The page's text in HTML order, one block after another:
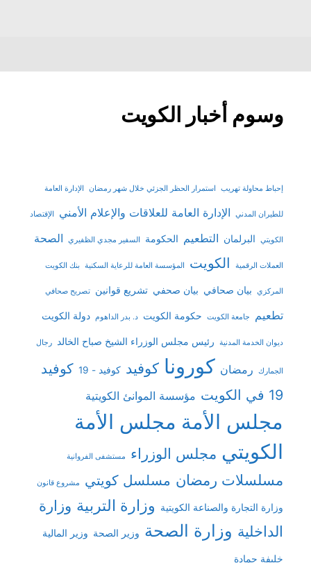
وسوم أخبار الكويت
إحباط محاولة تهريب استمرار الحظر الجزئي خلال شهر رمضان الإدارة العامة
للطيران المدني الإدارة العامة للعلاقات والإعلام الأمني الإقتصاد
الكويتي البرلمان التطعيم الحكومة السفير مجدي الظفيري الصحة
العملات الرقمية الكويت المؤسسة العامة للرعاية السكنية بنك الكويت
المركزي بيان صحافي بيان صحفي تشريع قوانين تصريح صحافي
تطعيم جامعة الكويت حكومة الكويت د. بدر الداهوم دولة الكويت
ديوان الخدمة المدنية رئيس مجلس الوزراء الشيخ صباح الخالد رجال
الجمارك رمضان كورونا كوفيد كوفيد - 19
كوفيد
19 في الكويت
مؤسسة الموانئ الكويتية
مجلس الأمة مجلس الأمة
الكويتي مجلس الوزراء مستشفى الفروانية
مسلسلات رمضان مسلسل كويتي مشروع قانون
وزارة التجارة والصناعة الكويتية وزارة التربية وزارة
الداخلية وزارة الصحة وزير الصحة وزير المالية
خليفة حمادة